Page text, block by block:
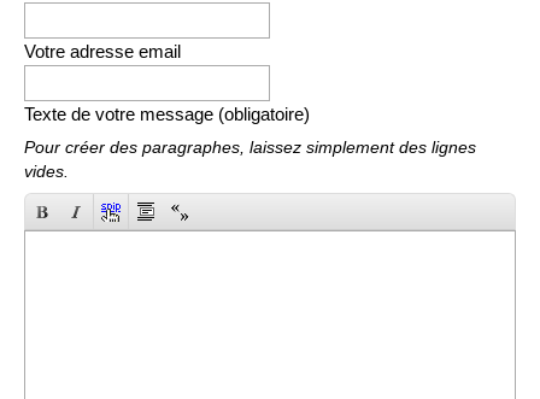
Votre adresse email
Texte de votre message (obligatoire)
Pour créer des paragraphes, laissez simplement des lignes
vides.